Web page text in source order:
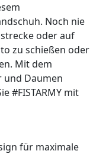
Noch nie
oder auf
zu schießen oder
Mit dem
und Daumen
#FISTARMY mit
für maximale